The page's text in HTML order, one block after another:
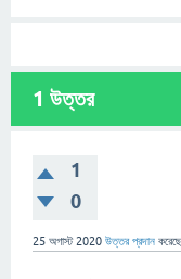
1 উত্তর
1
0
25 অগাস্ট 2020 উত্তর প্রদান